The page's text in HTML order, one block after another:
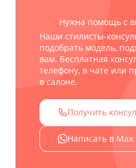
Нужна помощь с
Наши стилисты-
подобрать модель,
вам. Бесплатная
телефону, в чате или
в салоне.
Получить
Написать в Max